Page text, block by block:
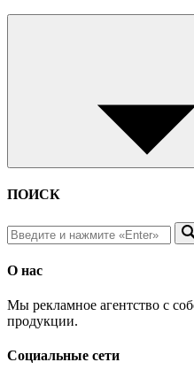
ПОИСК
О нас
Мы рекламное агентство с
продукции.
Социальные сети